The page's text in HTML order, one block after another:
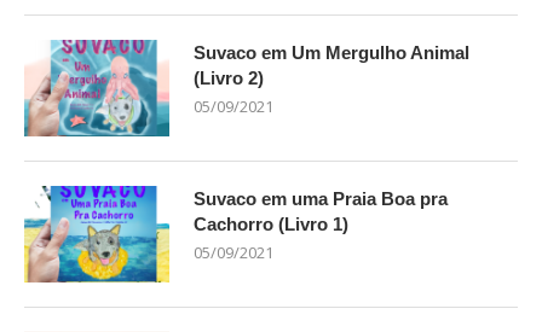
Suvaco em Um Mergulho Animal
(Livro 2)
05/09/2021
Suvaco em uma Praia Boa pra
Cachorro (Livro 1)
05/09/2021